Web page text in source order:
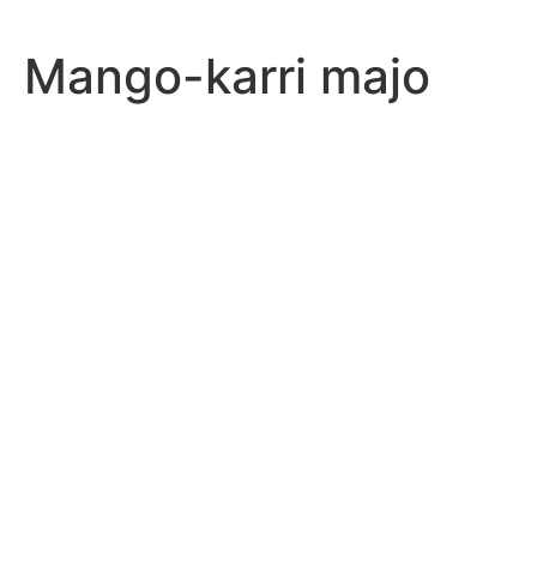
Mango-karri majo